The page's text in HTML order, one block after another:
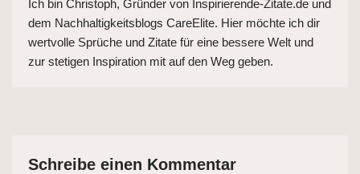
Ich bin Christoph, Gründer von Inspirierende-Zitate.de und
dem Nachhaltigkeitsblogs CareElite. Hier möchte ich dir
wertvolle Sprüche und Zitate für eine bessere Welt und
zur stetigen Inspiration mit auf den Weg geben.
Schreibe einen Kommentar